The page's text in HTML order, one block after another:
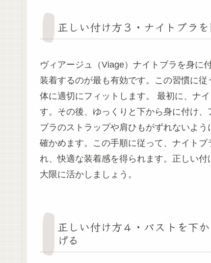
正しい付け方３・ナイトブラ
ヴィアージュ（Viage）ナイトブラを身に
装着するのが最も有効です。この習慣に
体に適切にフィットします。 最初に、ナ
す。その後、ゆっくりと下から身に付け
ブラのストラップや肩ひもがずれないよ
確かめます。この手順に従って、ナイト
れ、快適な装着感を得られます。正しい
大限に活かしましょう。
正しい付け方４・バストを下
げる